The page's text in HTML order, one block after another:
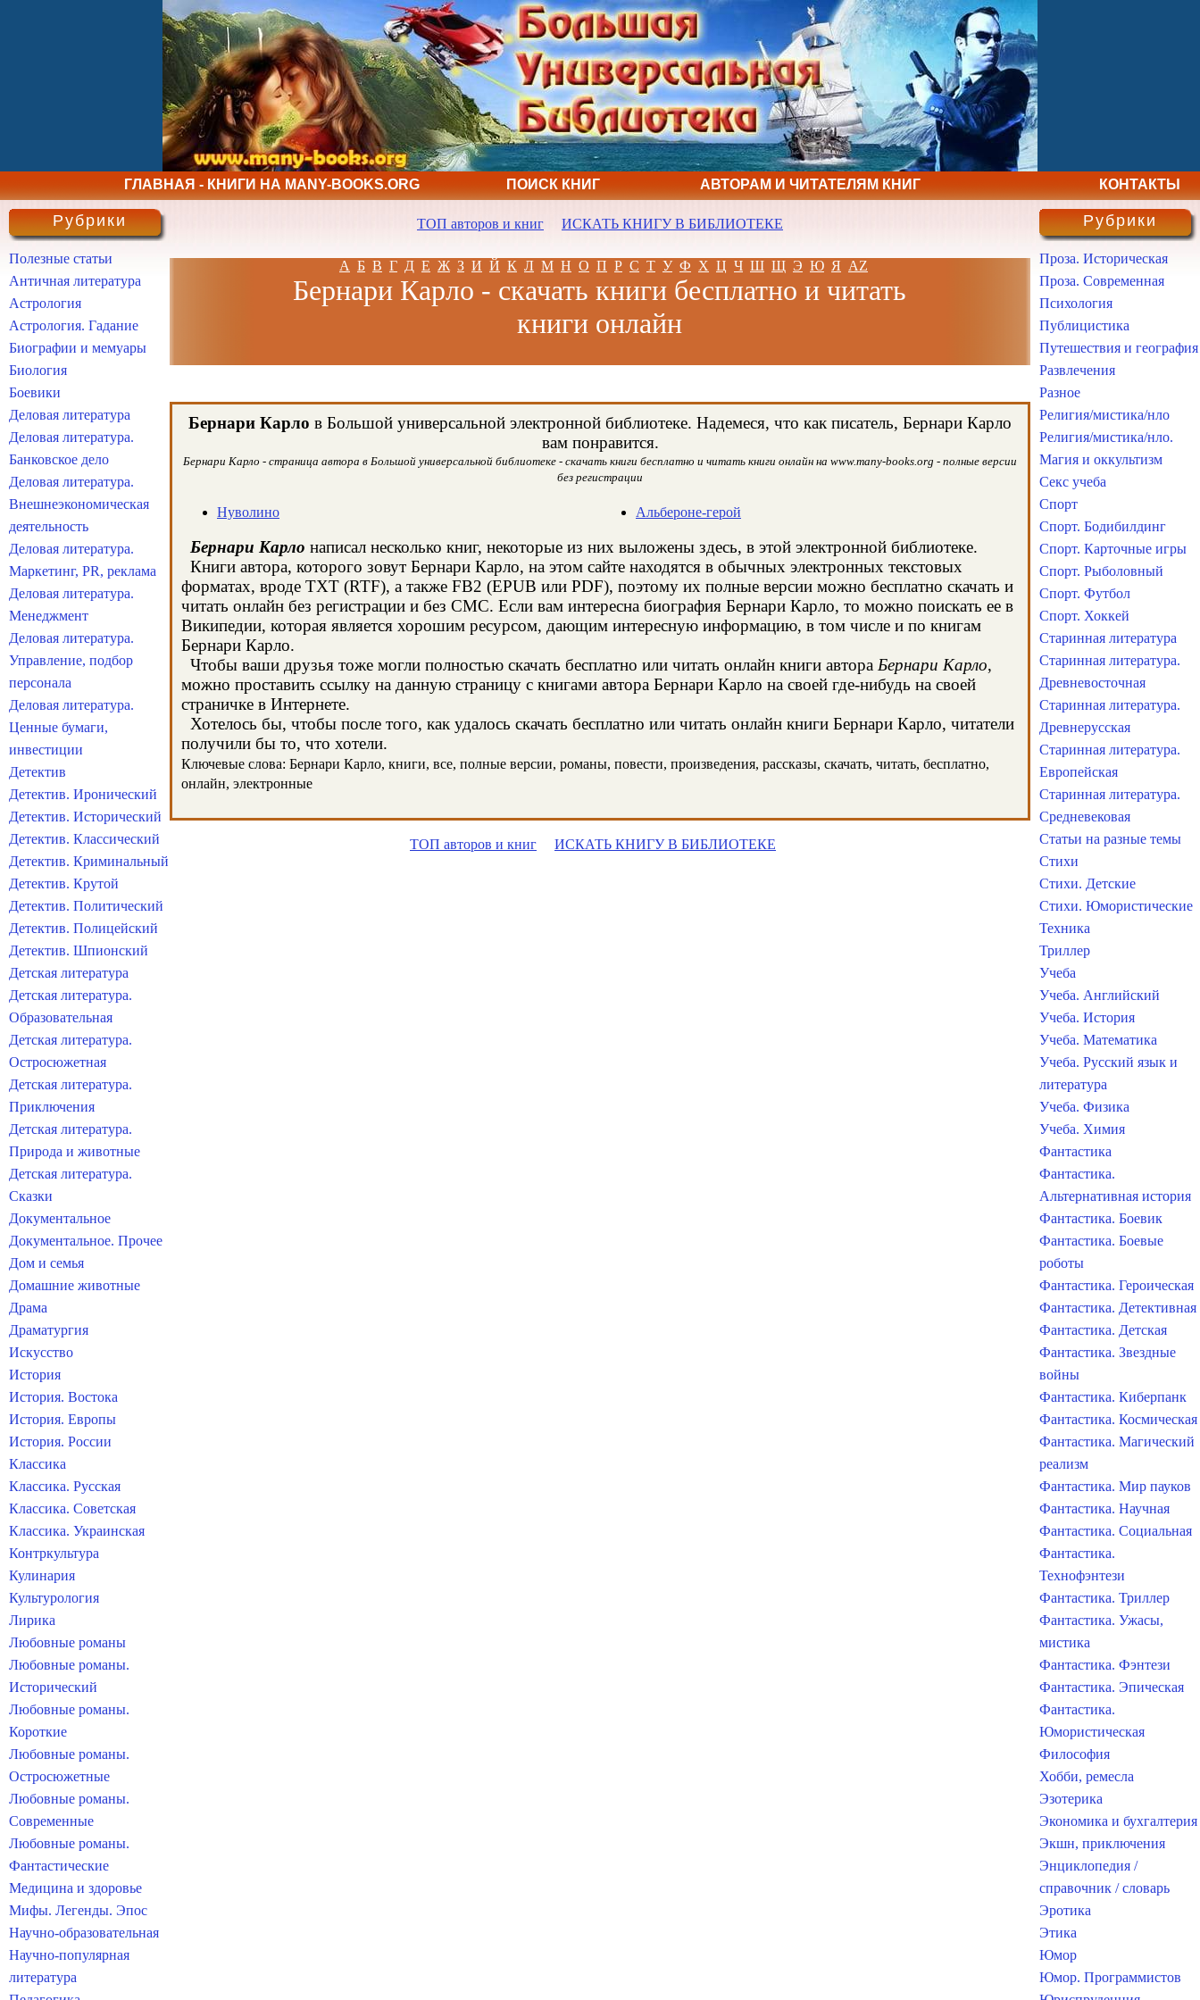
ГЛАВНАЯ - КНИГИ НА MANY-BOOKS.ORG ПОИСК КНИГ АВТОРАМ И ЧИТАТЕЛЯМ КНИГ КОНТАКТЫ
ТОП авторов и книг ИСКАТЬ КНИГУ В БИБЛИОТЕКЕ
А Б В Г Д Е Ж З И Й К Л М Н О П Р С Т У Ф Х Ц Ч Ш Щ Э Ю Я AZ
Бернари Карло - скачать книги бесплатно и читать
книги онлайн
Бернари Карло в Большой универсальной электронной библиотеке. Надемеся, что как писатель, Бернари Карло
вам понравится.
Бернари Карло - страница автора в Большой универсальной библиотеке - скачать книги бесплатно и читать книги онлайн на www.many-books.org - полные версии
без регистрации
Нуволино Альбероне-герой
Бернари Карло написал несколько книг, некоторые из них выложены здесь, в этой электронной библиотеке.
Книги автора, которого зовут Бернари Карло, на этом сайте находятся в обычных электронных текстовых
форматах, вроде TXT (RTF), а также FB2 (EPUB или PDF), поэтому их полные версии можно бесплатно скачать и
читать онлайн без регистрации и без СМС. Если вам интересна биография Бернари Карло, то можно поискать ее в
Википедии, которая является хорошим ресурсом, дающим интересную информацию, в том числе и по книгам
Бернари Карло.
Чтобы ваши друзья тоже могли полностью скачать бесплатно или читать онлайн книги автора Бернари Карло,
можно проставить ссылку на данную страницу с книгами автора Бернари Карло на своей где-нибудь на своей
страничке в Интернете.
Хотелось бы, чтобы после того, как удалось скачать бесплатно или читать онлайн книги Бернари Карло, читатели
получили бы то, что хотели.
Ключевые слова: Бернари Карло, книги, все, полные версии, романы, повести, произведения, рассказы, скачать, читать, бесплатно,
онлайн, электронные
ТОП авторов и книг ИСКАТЬ КНИГУ В БИБЛИОТЕКЕ
Рубрики
Полезные статьи
Античная литература
Астрология
Астрология. Гадание
Биографии и мемуары
Биология
Боевики
Деловая литература
Деловая литература.
Банковское дело
Деловая литература.
Внешнеэкономическая
деятельность
Деловая литература.
Маркетинг, PR, реклама
Деловая литература.
Менеджмент
Деловая литература.
Управление, подбор
персонала
Деловая литература.
Ценные бумаги,
инвестиции
Детектив
Детектив. Иронический
Детектив. Исторический
Детектив. Классический
Детектив. Криминальный
Детектив. Крутой
Детектив. Политический
Детектив. Полицейский
Детектив. Шпионский
Детская литература
Детская литература.
Образовательная
Детская литература.
Остросюжетная
Детская литература.
Приключения
Детская литература.
Природа и животные
Детская литература.
Сказки
Документальное
Документальное. Прочее
Дом и семья
Домашние животные
Драма
Драматургия
Искусство
История
История. Востока
История. Европы
История. России
Классика
Классика. Русская
Классика. Советская
Классика. Украинская
Контркультура
Кулинария
Культурология
Лирика
Любовные романы
Любовные романы.
Исторический
Любовные романы.
Короткие
Любовные романы.
Остросюжетные
Любовные романы.
Современные
Любовные романы.
Фантастические
Медицина и здоровье
Мифы. Легенды. Эпос
Научно-образовательная
Научно-популярная
литература
Рубрики
Проза. Историческая
Проза. Современная
Психология
Публицистика
Путешествия и география
Развлечения
Разное
Религия/мистика/нло
Религия/мистика/нло.
Магия и оккультизм
Секс учеба
Спорт
Спорт. Бодибилдинг
Спорт. Карточные игры
Спорт. Рыболовный
Спорт. Футбол
Спорт. Хоккей
Старинная литература
Старинная литература.
Древневосточная
Старинная литература.
Древнерусская
Старинная литература.
Европейская
Старинная литература.
Средневековая
Статьи на разные темы
Стихи
Стихи. Детские
Стихи. Юмористические
Техника
Триллер
Учеба
Учеба. Английский
Учеба. История
Учеба. Математика
Учеба. Русский язык и
литература
Учеба. Физика
Учеба. Химия
Фантастика
Фантастика.
Альтернативная история
Фантастика. Боевик
Фантастика. Боевые
роботы
Фантастика. Героическая
Фантастика. Детективная
Фантастика. Детская
Фантастика. Звездные
войны
Фантастика. Киберпанк
Фантастика. Космическая
Фантастика. Магический
реализм
Фантастика. Мир пауков
Фантастика. Научная
Фантастика. Социальная
Фантастика.
Технофэнтези
Фантастика. Триллер
Фантастика. Ужасы,
мистика
Фантастика. Фэнтези
Фантастика. Эпическая
Фантастика.
Юмористическая
Философия
Хобби, ремесла
Эзотерика
Экономика и бухгалтерия
Экшн, приключения
Энциклопедия /
справочник / словарь
Эротика
Этика
Юмор
Юмор. Программистов